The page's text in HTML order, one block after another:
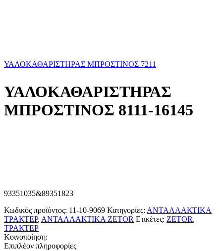
ΥΑΛΟΚΑΘΑΡΙΣΤΗΡΑΣ ΜΠΡΟΣΤΙΝΟΣ 7211
ΥΑΛΟΚΑΘΑΡΙΣΤΗΡΑΣ
ΜΠΡΟΣΤΙΝΟΣ 8111-16145
93351035&89351823
Κωδικός προϊόντος: 11-10-9069 Κατηγορίες: ΑΝΤΑΛΛΑΚΤΙΚΑ
ΤΡΑΚΤΕΡ, ΑΝΤΑΛΛΑΚΤΙΚΑ ZETOR Ετικέτες: ZETOR,
ΤΡΑΚΤΕΡ
Κοινοποίηση:
Επιπλέον πληροφορίες